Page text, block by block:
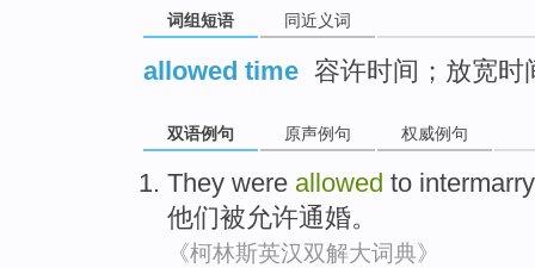
词组短语 同近义词
allowed time 容许时间；放宽时
双语例句 原声例句 权威例句
They were allowed to intermarry
他们被允许通婚。
《柯林斯英汉双解大词典》